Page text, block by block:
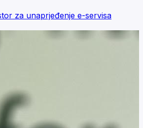
za unaprjeđenje e-servisa